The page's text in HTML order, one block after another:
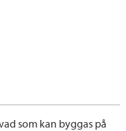
som kan byggas på